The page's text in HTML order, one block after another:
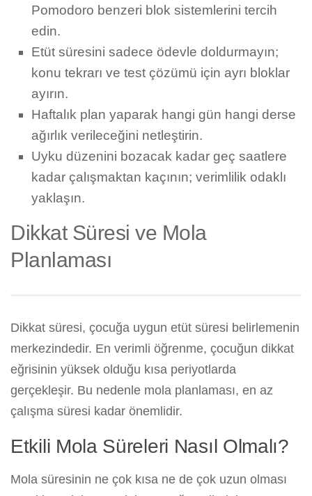
Pomodoro benzeri blok sistemlerini tercih
edin.
Etüt süresini sadece ödevle doldurmayın;
konu tekrarı ve test çözümü için ayrı bloklar
ayırın.
Haftalık plan yaparak hangi gün hangi derse
ağırlık verileceğini netleştirin.
Uyku düzenini bozacak kadar geç saatlere
kadar çalışmaktan kaçının; verimlilik odaklı
yaklaşın.
Dikkat Süresi ve Mola
Planlaması
Dikkat süresi, çocuğa uygun etüt süresi belirlemenin
merkezindedir. En verimli öğrenme, çocuğun dikkat
eğrisinin yüksek olduğu kısa periyotlarda
gerçekleşir. Bu nedenle mola planlaması, en az
çalışma süresi kadar önemlidir.
Etkili Mola Süreleri Nasıl Olmalı?
Mola süresinin ne çok kısa ne de çok uzun olması